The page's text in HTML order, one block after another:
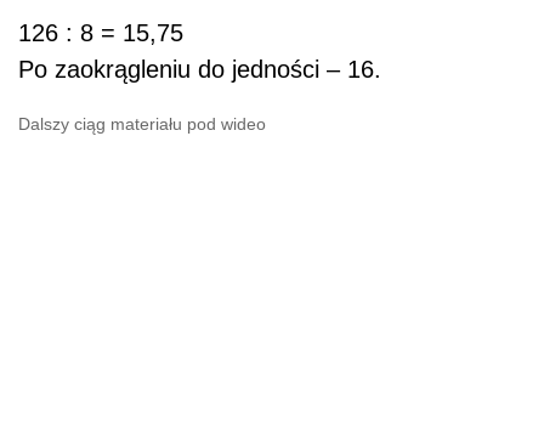
126 : 8 = 15,75
Po zaokrągleniu do jedności – 16.
Dalszy ciąg materiału pod wideo